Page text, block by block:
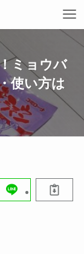
ミョウバ
使い方は